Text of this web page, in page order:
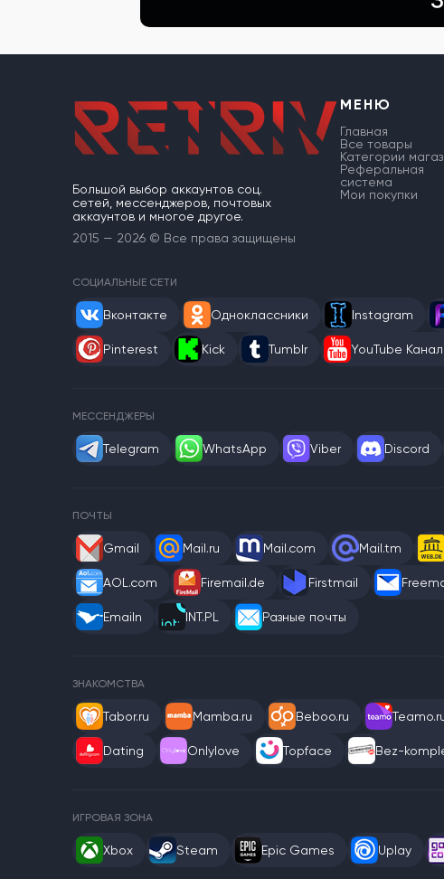
Большой выбор аккаунтов соц.
сетей, мессенджеров, почтовых
аккаунтов и многое другое.
2015 — 2026 © Все права защищены
МЕНЮ
Главная
Все товары
Категории
Реферальная
система
Мои покупки
СОЦИАЛЬНЫЕ СЕТИ
Вконтакте Одноклассники Instagram
Pinterest Kick Tumblr YouTube
МЕССЕНДЖЕРЫ
Telegram WhatsApp Viber Discord
ПОЧТЫ
Gmail Mail.ru Mail.com Mail.tm
AOL.com Firemail.de Firstmail
Emailn INT.PL Разные почты
ЗНАКОМСТВА
Tabor.ru Mamba.ru Beboo.ru
Dating Onlylove Topface Bez-
ИГРОВАЯ ЗОНА
Xbox Steam Epic Games Uplay